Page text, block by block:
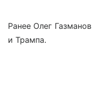
Ранее Олег Газманов
и Трампа.